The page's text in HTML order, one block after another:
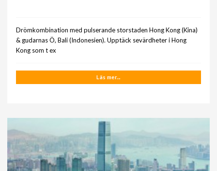
Drömkombination med pulserande storstaden Hong Kong (Kina)
& gudarnas Ö, Bali (Indonesien). Upptäck sevärdheter i Hong
Kong som t ex
Läs mer...